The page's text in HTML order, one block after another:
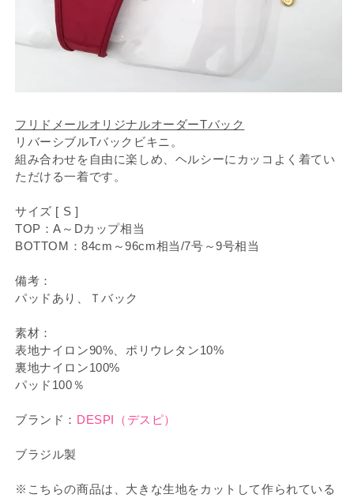
フリドメールオリジナルオーダーTバック
リバーシブルTバックビキニ。
組み合わせを自由に楽しめ、ヘルシーにカッコよく着てい
ただける一着です。
サイズ [ S ]
TOP：A～Dカップ相当
BOTTOM：84cm～96cm相当/7号～9号相当
備考：
パッドあり、Ｔバック
素材：
表地ナイロン90%、ポリウレタン10%
裏地ナイロン100%
パッド100％
ブランド： DESPI（デスピ）
ブラジル製
※こちらの商品は、大きな生地をカットして作られている